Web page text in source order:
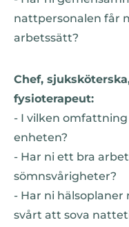
nattpersonalen får
arbetssätt?
Chef,
fysioterapeut:
- I vilken
enheten?
- Har ni ett bra
sömnsvårigheter?
- Har ni
svårt att sova